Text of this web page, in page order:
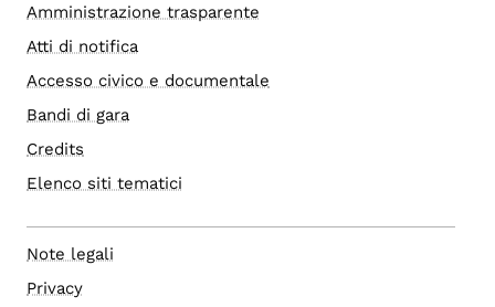
Amministrazione trasparente
Atti di notifica
Accesso civico e documentale
Bandi di gara
Credits
Elenco siti tematici
Note legali
Privacy